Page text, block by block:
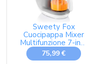
Sweety Fox
Cuocipappa Mixer
Multifunzione 7-in-1
per Bambini,
Sterilizza
75,99 €